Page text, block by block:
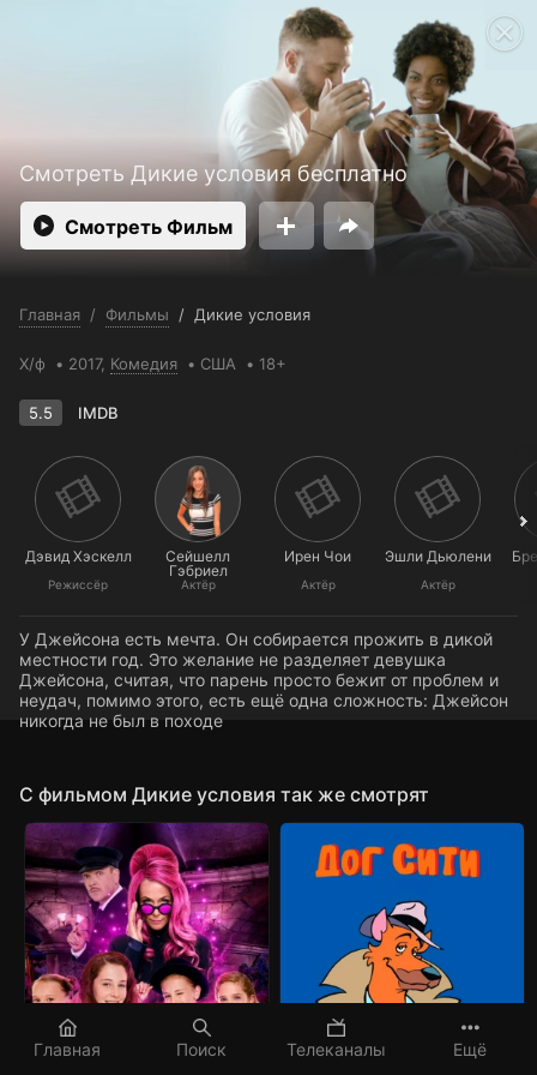
Главная Поиск Телеканалы Ещё
Смотреть Дикие условия бесплатно
Смотреть Фильм
Главная / Фильмы / Дикие условия
Х/ф 2017, Комедия США 18+
5.5 IMDB
Дэвид Хэскелл
Режиссёр
Сейшелл
Гэбриел
Актёр
Ирен Чои
Актёр
Эшли Дьюлени
Актёр
У Джейсона есть мечта. Он собирается прожить в дикой
местности год. Это желание не разделяет девушка
Джейсона, считая, что парень просто бежит от проблем и
неудач, помимо этого, есть ещё одна сложность: Джейсон
никогда не был в походе
C фильмом Дикие условия так же смотрят
Политика конфиденциальности
Открыть приложение